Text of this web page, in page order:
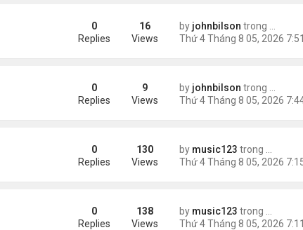
Characters by johnbilson trong
0
Replies
16
Views
– Exclusive Streetwear Meets Marvel Style
by johnbilson trong
0
Replies
9
Views
by music123 trong
0
Replies
130
Views
đồng/tháng by music123 trong
0
Replies
138
Views